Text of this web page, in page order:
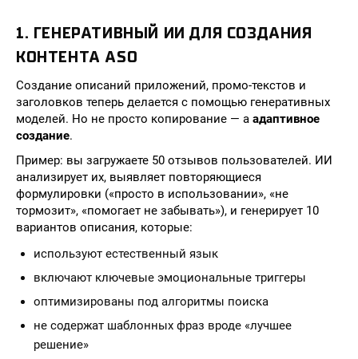
1. ГЕНЕРАТИВНЫЙ ИИ ДЛЯ СОЗДАНИЯ
КОНТЕНТА ASO
Создание описаний приложений, промо-текстов и
заголовков теперь делается с помощью генеративных
моделей. Но не просто копирование — а адаптивное
создание.
Пример: вы загружаете 50 отзывов пользователей. ИИ
анализирует их, выявляет повторяющиеся
формулировки («просто в использовании», «не
тормозит», «помогает не забывать»), и генерирует 10
вариантов описания, которые:
используют естественный язык
включают ключевые эмоциональные триггеры
оптимизированы под алгоритмы поиска
не содержат шаблонных фраз вроде «лучшее
решение»